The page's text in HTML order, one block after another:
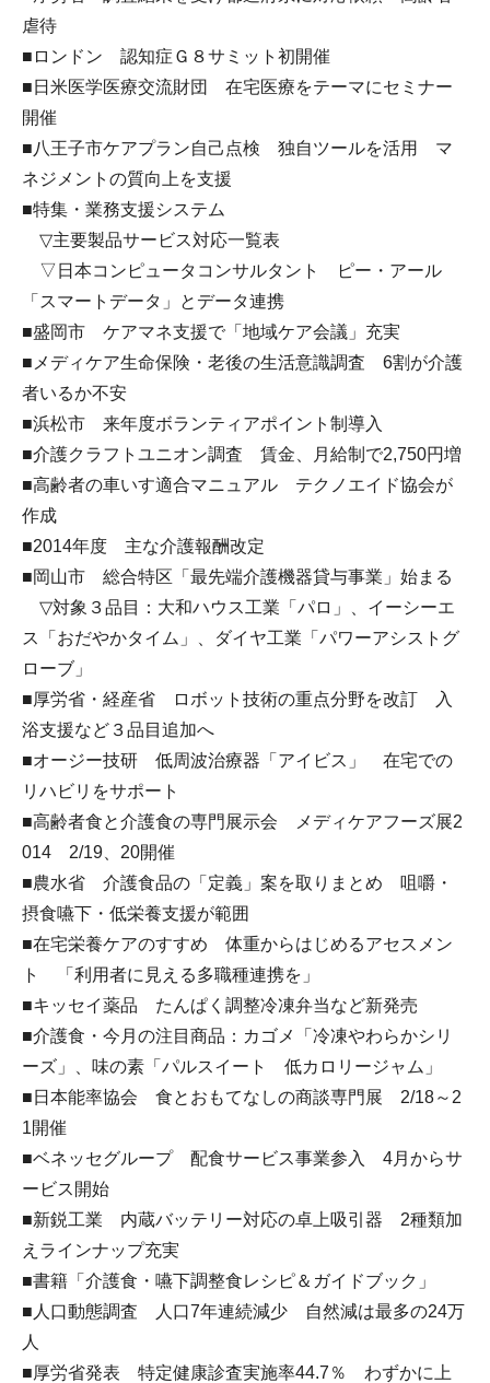
虐待
■ロンドン 認知症Ｇ８サミット初開催
■日米医学医療交流財団 在宅医療をテーマにセミナー
開催
■八王子市ケアプラン自己点検 独自ツールを活用 マ
ネジメントの質向上を支援
■特集・業務支援システム
▽主要製品サービス対応一覧表
▽日本コンピュータコンサルタント ピー・アール
「スマートデータ」とデータ連携
■盛岡市 ケアマネ支援で「地域ケア会議」充実
■メディケア生命保険・老後の生活意識調査 6割が介護
者いるか不安
■浜松市 来年度ボランティアポイント制導入
■介護クラフトユニオン調査 賃金、月給制で2,750円増
■高齢者の車いす適合マニュアル テクノエイド協会が
作成
■2014年度 主な介護報酬改定
■岡山市 総合特区「最先端介護機器貸与事業」始まる
▽対象３品目：大和ハウス工業「パロ」、イーシーエ
ス「おだやかタイム」、ダイヤ工業「パワーアシストグ
ローブ」
■厚労省・経産省 ロボット技術の重点分野を改訂 入
浴支援など３品目追加へ
■オージー技研 低周波治療器「アイビス」 在宅での
リハビリをサポート
■高齢者食と介護食の専門展示会 メディケアフーズ展2
014 2/19、20開催
■農水省 介護食品の「定義」案を取りまとめ 咀嚼・
摂食嚥下・低栄養支援が範囲
■在宅栄養ケアのすすめ 体重からはじめるアセスメン
ト 「利用者に見える多職種連携を」
■キッセイ薬品 たんぱく調整冷凍弁当など新発売
■介護食・今月の注目商品：カゴメ「冷凍やわらかシリ
ーズ」、味の素「パルスイート 低カロリージャム」
■日本能率協会 食とおもてなしの商談専門展 2/18～2
1開催
■ベネッセグループ 配食サービス事業参入 4月からサ
ービス開始
■新鋭工業 内蔵バッテリー対応の卓上吸引器 2種類加
えラインナップ充実
■書籍「介護食・嚥下調整食レシピ＆ガイドブック」
■人口動態調査 人口7年連続減少 自然減は最多の24万
人
■厚労省発表 特定健康診査実施率44.7％ わずかに上